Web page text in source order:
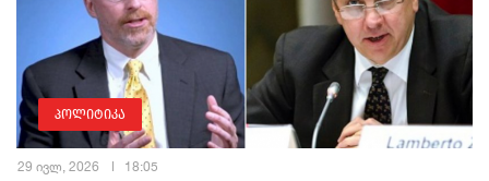
პოლიტიკა
29 ივლ, 2026 18:05